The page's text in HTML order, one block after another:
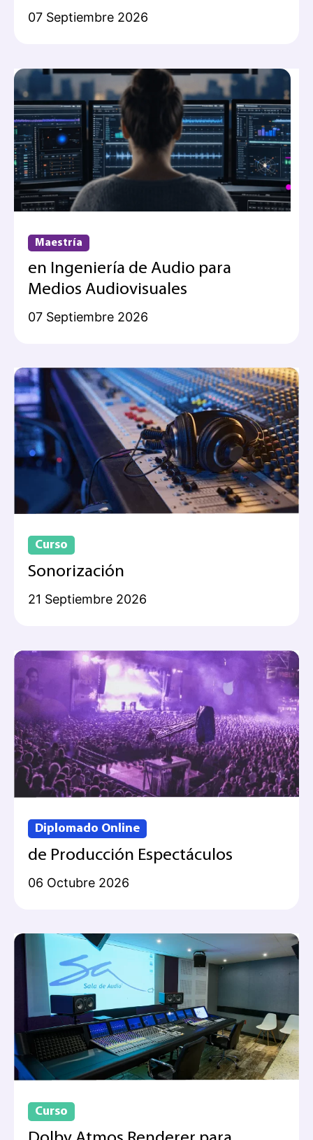
07 Septiembre 2026
Maestría
en Ingeniería de Audio para
Medios Audiovisuales
07 Septiembre 2026
Curso
Sonorización
21 Septiembre 2026
Diplomado Online
de Producción Espectáculos
06 Octubre 2026
Curso